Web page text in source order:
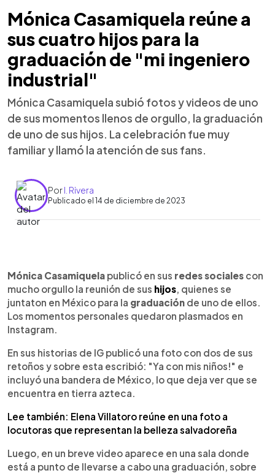
Mónica Casamiquela reúne a
sus cuatro hijos para la
graduación de "mi ingeniero
industrial"
Mónica Casamiquela subió fotos y videos de uno
de sus momentos llenos de orgullo, la graduación
de uno de sus hijos. La celebración fue muy
familiar y llamó la atención de sus fans.
PorI. Rivera
Publicado el 14 de diciembre de 2023
Escuchar artículo
Mónica Casamiquela publicó en sus redes sociales con
mucho orgullo la reunión de sus hijos , quienes se
juntaton en México para la graduación de uno de ellos.
Los momentos personales quedaron plasmados en
Instagram.
En sus historias de IG publicó una foto con dos de sus
retoños y sobre esta escribió: "Ya con mis niños!" e
incluyó una bandera de México, lo que deja ver que se
encuentra en tierra azteca.
Lee también: Elena Villatoro reúne en una foto a
locutoras que representan la belleza salvadoreña
Luego, en un breve video aparece en una sala donde
está a punto de llevarse a cabo una graduación, sobre